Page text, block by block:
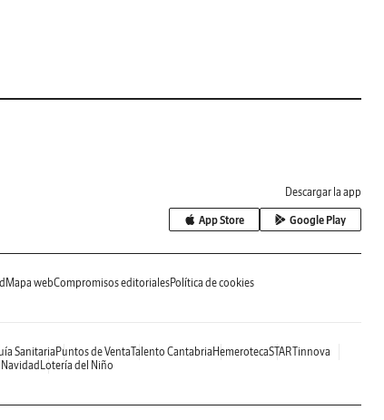
Descargar la app
App Store Google Play
Mapa webCompromisos editorialesPolítica de cookies
Sanitaria Puntos de VentaTalento Cantabria HemerotecaSTARTinnova
Lotería del Niño